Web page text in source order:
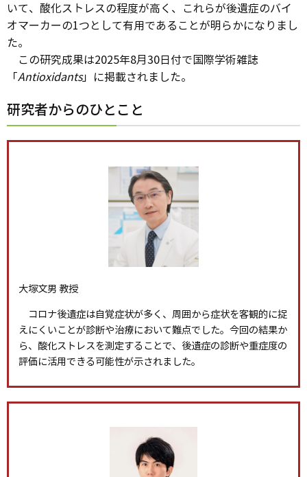
いて、酸化ストレスの程度が高く、これらが後遺症のバイ
オマーカーの1つとして有用であることが明らかになりまし
た。
この研究成果は2025年8月30日付で国際学術雑誌
「Antioxidants」に掲載されました。
研究者からのひとこと
大塚文男 教授
コロナ後遺症は自覚症状が多く、周囲から症状を客観的に捉
えにくいことが診断や治療において難点でした。今回の結果か
ら、酸化ストレスを測定することで、後遺症の診断や重症度の
評価に活用できる可能性が示されました。